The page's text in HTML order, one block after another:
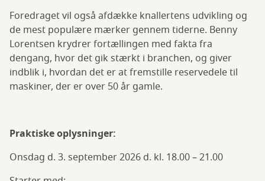
Foredraget vil også afdække knallertens udvikling og
de mest populære mærker gennem tiderne. Benny
Lorentsen krydrer fortællingen med fakta fra
dengang, hvor det gik stærkt i branchen, og giver
indblik i, hvordan det er at fremstille reservedele til
maskiner, der er over 50 år gamle.
Praktiske oplysninger:
Onsdag d. 3. september 2026 d. kl. 18.00 – 21.00